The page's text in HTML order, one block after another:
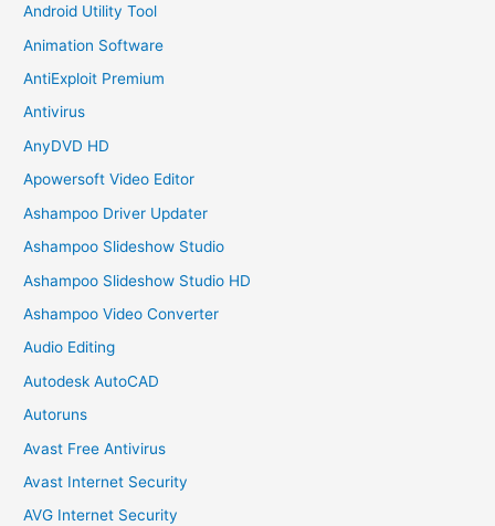
Android Utility Tool
Animation Software
AntiExploit Premium
Antivirus
AnyDVD HD
Apowersoft Video Editor
Ashampoo Driver Updater
Ashampoo Slideshow Studio
Ashampoo Slideshow Studio HD
Ashampoo Video Converter
Audio Editing
Autodesk AutoCAD
Autoruns
Avast Free Antivirus
Avast Internet Security
AVG Internet Security